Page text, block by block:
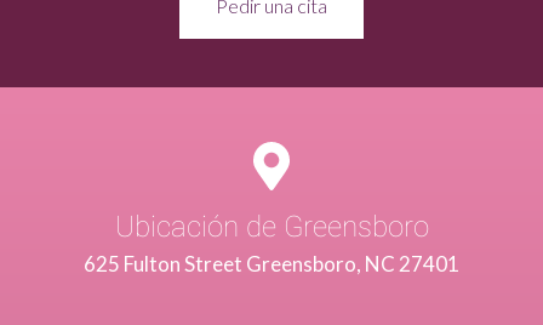
Pedir una cita
Ubicación de Greensboro
625 Fulton Street Greensboro, NC 27401